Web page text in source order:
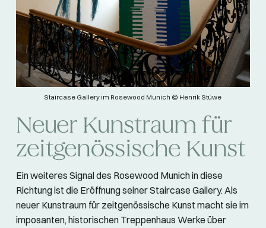
Staircase Gallery im Rosewood Munich © Henrik Stüwe
Neuer Kunstraum für
zeitgenössische Kunst
Ein weiteres Signal des Rosewood Munich in diese
Richtung ist die Eröffnung seiner Staircase Gallery. Als
neuer Kunstraum für zeitgenössische Kunst macht sie im
imposanten, historischen Treppenhaus Werke über